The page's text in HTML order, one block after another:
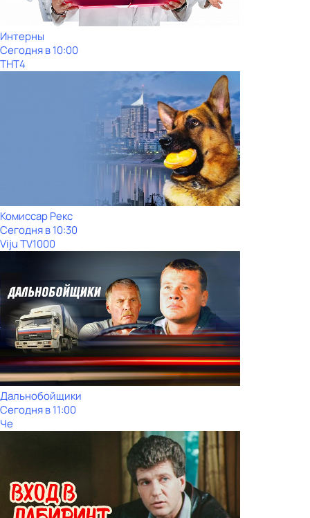
Интерны
Сегодня в 10:00
ТНТ4
Комиссар Рекс
Сегодня в 10:30
Viju TV1000
Дальнобойщики
Сегодня в 11:00
Че